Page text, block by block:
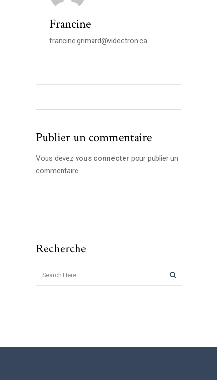
Francine
francine.grimard@videotron.ca
Publier un commentaire
Vous devez vous connecter pour publier un
commentaire.
Recherche